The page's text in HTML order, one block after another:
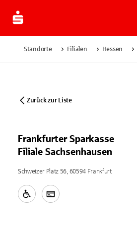
Standorte Filialen Hessen
Zurück zur Liste
Frankfurter Sparkasse
Filiale Sachsenhausen
Schweizer Platz 56, 60594 Frankfurt